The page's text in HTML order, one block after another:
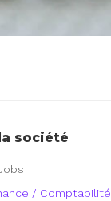
société
/ Comptabilité